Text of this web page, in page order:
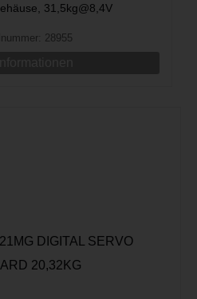
31,5kg@8,4V
28955
DIGITAL SERVO
20,32KG